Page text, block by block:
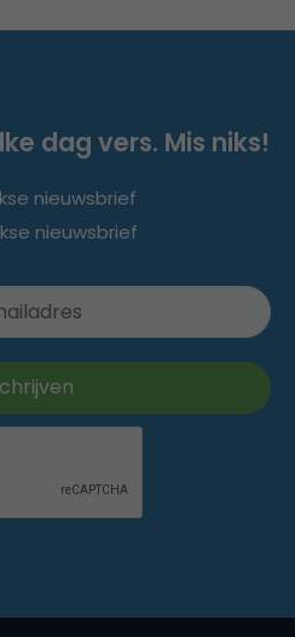
dag vers. Mis niks!
nieuwsbrief
nieuwsbrief